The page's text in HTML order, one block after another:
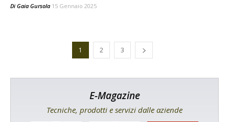
Di Gaia Gursola 15 Gennaio 2025
1 2 3
E-Magazine
Tecniche, prodotti e servizi dalle aziende